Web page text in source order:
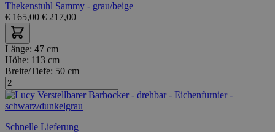
Thekenstuhl Sammy - grau/beige
€ 165,00 € 217,00
Länge: 47 cm
Höhe: 113 cm
Breite/Tiefe: 50 cm
Schnelle Lieferung